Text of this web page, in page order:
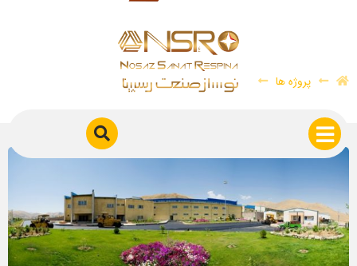
پروژه ها پروژه آمل طیور